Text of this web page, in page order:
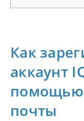
Как
аккаунт
помощью
почты